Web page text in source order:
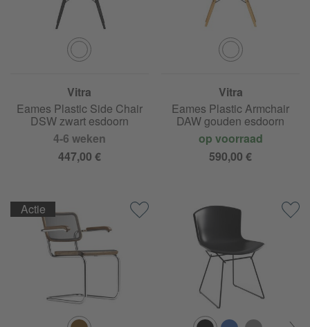
Vitra
Eames Plastic Side Chair
DSW zwart esdoorn
4-6 weken
447,00 €
Vitra
Eames Plastic Armchair
DAW gouden esdoorn
op voorraad
590,00 €
Actie